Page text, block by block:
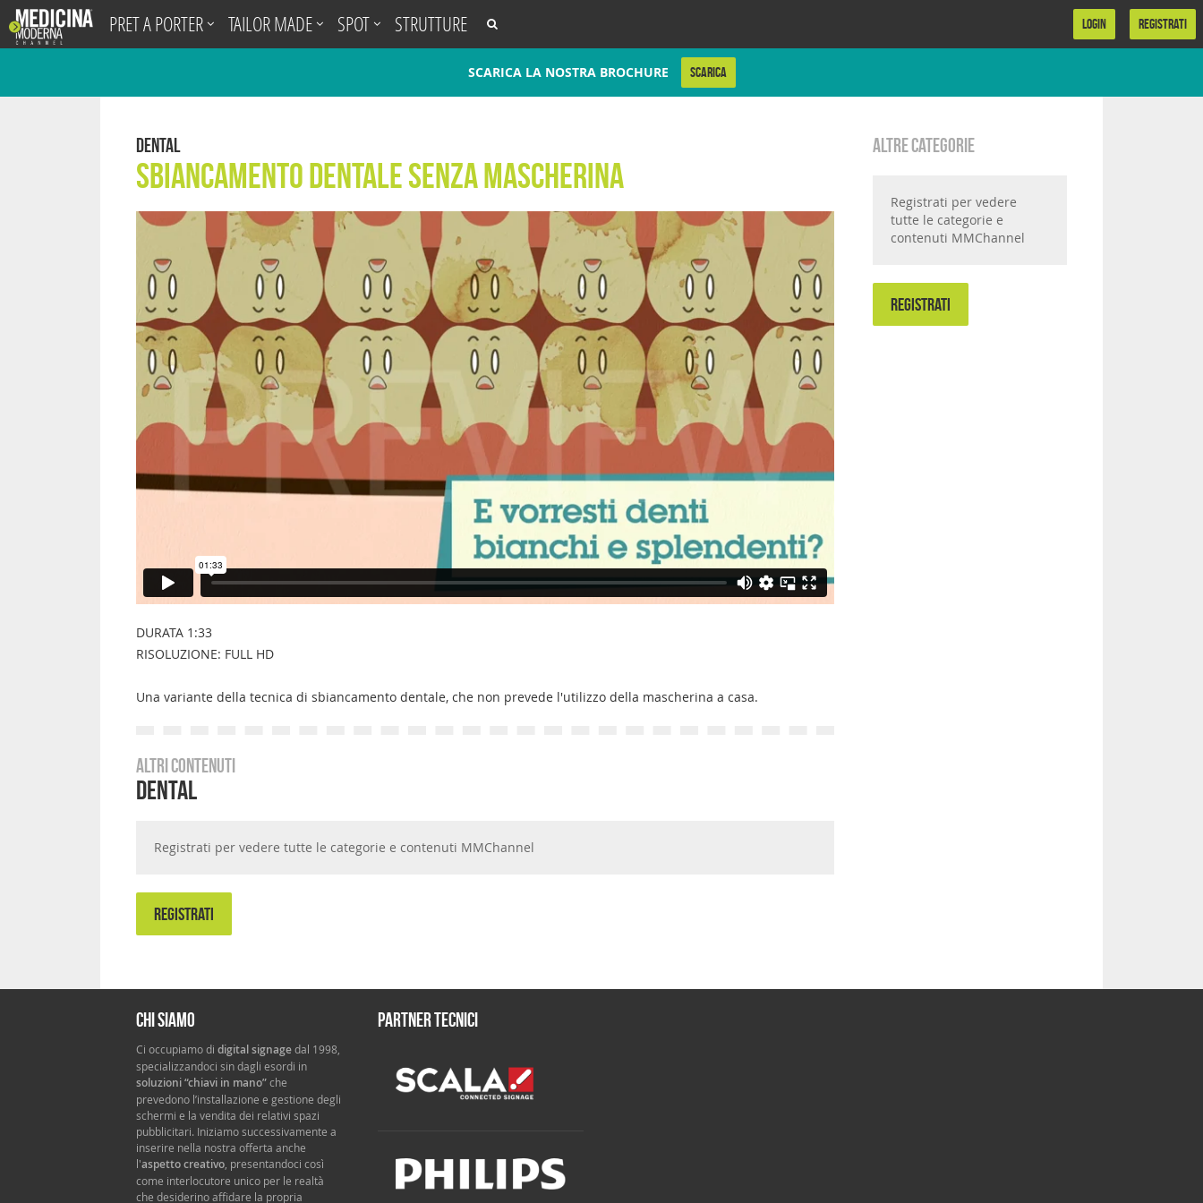
LOGIN REGISTRATI
PRET A PORTER TAILOR MADE SPOT STRUTTURE
SCARICA LA NOSTRA BROCHURE SCARICA
Dental
Sbiancamento Dentale senza Mascherina
DURATA 1:33
RISOLUZIONE: FULL HD
Una variante della tecnica di sbiancamento dentale, che non prevede l'utilizzo della mascherina a casa.
Altri contenuti
Dental
Registrati per vedere tutte le categorie e contenuti MMChannel
REGISTRATI
Altre categorie
Registrati per vedere
tutte le categorie e
contenuti MMChannel
REGISTRATI
Chi siamo
Ci occupiamo di digital signagedal 1998,
specializzandoci sin dagli esordi in
soluzioni “chiavi in mano”che
prevedono l’installazione e gestione degli
schermi e la vendita dei relativi spazi
pubblicitari. Iniziamo successivamente a
inserire nella nostra offerta anche
l'aspetto creativo , presentandoci così
come interlocutore unico per le realtà
che desiderino affidare la propria
Partner tecnici